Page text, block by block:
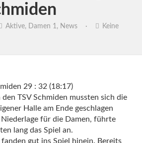
Aktive, Damen 1, News ·
Keine
29 : 32 (18:17)
den TSV Schmiden mussten sich die
Halle am Ende geschlagen
für die Damen, führte
lang das Spiel an.
gut ins Spiel hinein. Bereits